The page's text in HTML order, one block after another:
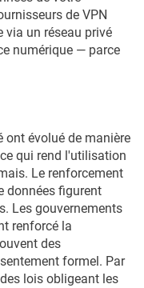
de VPN
via un réseau privé
numérique — parce
ont évolué de manière
qui rend l'utilisation
Le renforcement
données figurent
Les gouvernements
renforcé la
des
formel. Par
lois obligeant les